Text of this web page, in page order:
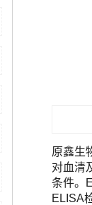
原鑫生
对血清
条件。
ELISA